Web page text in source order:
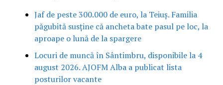
Jaf de peste 300.000 de euro, la Teiuș. Familia
păgubită susține că ancheta bate pasul pe loc, la
aproape o lună de la spargere
Locuri de muncă în Sântimbru, disponibile la 4
august 2026. AJOFM Alba a publicat lista
posturilor vacante